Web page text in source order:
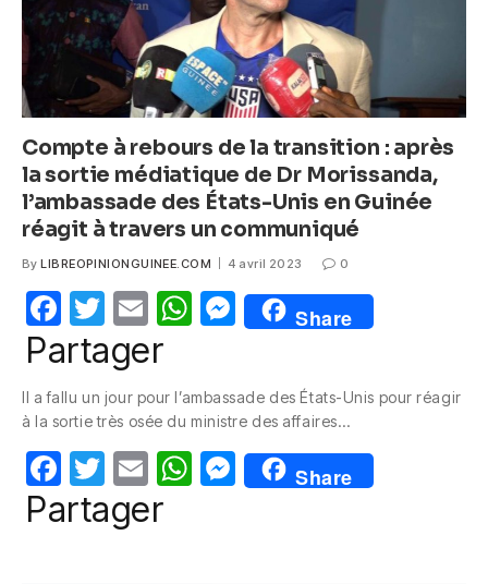
Compte à rebours de la transition : après
la sortie médiatique de Dr Morissanda,
l’ambassade des États-Unis en Guinée
réagit à travers un communiqué
By LIBREOPINIONGUINEE.COM 4 avril 2023 0
F
a
e
b
o
o
T
w
itt
er
E
m
W
s
A
p
M
e
e
n
g
Share
Partager
Il a fallu un jour pour l’ambassade des États-Unis pour réagir
à la sortie très osée du ministre des affaires…
F
a
T
w
itt
E
m
W M
e
Share
Partager